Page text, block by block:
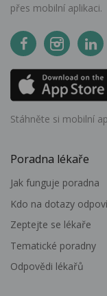
přes mobilní aplikaci.
Stáhněte si mobilní
Poradna lékaře
Jak funguje poradna
Kdo na dotazy
Zeptejte se lékaře
Tematické poradny
Odpovědi lékařů